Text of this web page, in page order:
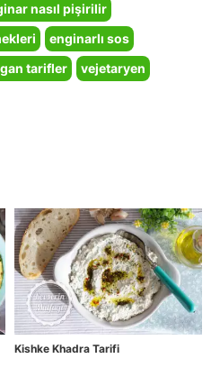
nasıl pişirilir
enginarlı sos
tarifler
vejetaryen
Kishke Khadra Tarifi